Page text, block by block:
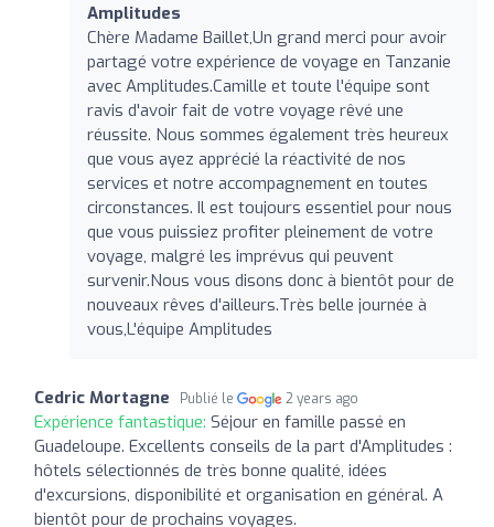
Amplitudes
Chère Madame Baillet,Un grand merci pour avoir
partagé votre expérience de voyage en Tanzanie
avec Amplitudes.Camille et toute l'équipe sont
ravis d'avoir fait de votre voyage rêvé une
réussite. Nous sommes également très heureux
que vous ayez apprécié la réactivité de nos
services et notre accompagnement en toutes
circonstances. Il est toujours essentiel pour nous
que vous puissiez profiter pleinement de votre
voyage, malgré les imprévus qui peuvent
survenir.Nous vous disons donc à bientôt pour de
nouveaux rêves d'ailleurs.Très belle journée à
vous,L'équipe Amplitudes
Cedric Mortagne Publié le 2 years ago
Expérience fantastique: Séjour en famille passé en
Guadeloupe. Excellents conseils de la part d'Amplitudes :
hôtels sélectionnés de très bonne qualité, idées
d'excursions, disponibilité et organisation en général. A
bientôt pour de prochains voyages.